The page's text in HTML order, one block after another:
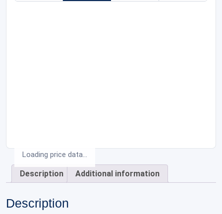
Loading price data...
Description Additional information
Description